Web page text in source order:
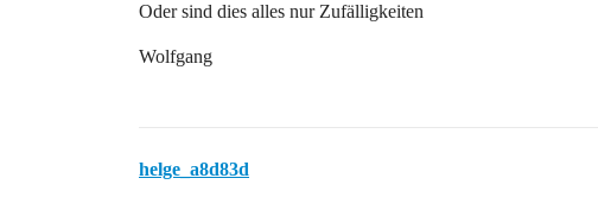
Oder sind dies alles nur Zufälligkeiten
Wolfgang
helge_a8d83d